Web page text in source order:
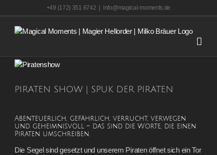
to
content
+49 (172) 351 6742 info@magical-moments.de
View
Image
PIRATEN SHOW | SPUK DER PIRATEN
Abenteuerlich, gefährlich, verrucht, verwegen
und geheimnisvoll – das sind die Worte, die einen
Piraten umschreiben.
Die Segel sind gesetzt und unserem Piraten öffnet sich ein Tor